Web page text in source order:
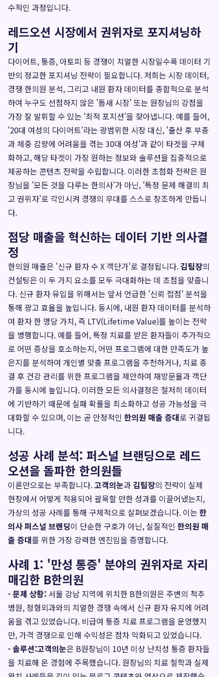
수적인 과정입니다.
레드오션 시장에서 권위자로 포지셔닝하
기
다이어트, 통증, 아토피 등 경쟁이 치열한 시장일수록 데이터 기
반의 정교한 포지셔닝 전략이 필요합니다. 저희는 시장 데이터,
경쟁 한의원 분석, 그리고 내원 환자 데이터를 종합적으로 분석
하여 누구도 선점하지 않은 '틈새 시장' 또는 원장님의 강점을
가장 잘 발휘할 수 있는 '최적 포지션'을 찾아냅니다. 예를 들어,
'20대 여성의 다이어트'라는 광범위한 시장 대신, '출산 후 부종
과 체중 감량에 어려움을 겪는 30대 여성'과 같이 타겟을 구체
화하고, 해당 타겟이 가장 원하는 정보와 솔루션을 집중적으로
제공하는 콘텐츠 전략을 수립합니다. 이러한 초점화 전략은 원
장님을 '모든 것을 다루는 한의사'가 아닌, '특정 문제 해결의 최
고 권위자'로 각인시켜 경쟁의 무대를 스스로 창조하게 만듭니
다.
점당 매출을 혁신하는 데이터 기반 의사결
정
한의원 매출은 '신규 환자 수 X 객단가'로 결정됩니다.김팀장의
컨설팅은 이 두 가지 요소를 모두 극대화하는 데 초점을 맞춥니
다. 신규 환자 유입을 위해서는 앞서 언급한 '신뢰 접점' 분석을
통해 광고 효율을 높입니다. 동시에, 내원 환자 데이터를 분석하
여 환자 한 명당 가치, 즉 LTV(Lifetime Value)를 높이는 전략
을 병행합니다. 예를 들어, 특정 치료를 받은 환자들이 추가적으
로 어떤 증상을 호소하는지, 어떤 프로그램에 대한 만족도가 높
은지를 분석하여 개인별 맞춤 프로그램을 추천하거나, 치료 종
결 후 건강 관리를 위한 프로그램을 제안하여 재방문율과 객단
가를 동시에 높입니다. 이러한 모든 의사결정은 철저히 데이터
에 기반하기 때문에 실패 확률을 최소화하고 성공 가능성을 극
대화할 수 있으며, 이는 곧 안정적인 한의원 매출 증대로 귀결됩
니다.
성공 사례 분석: 퍼스널 브랜딩으로 레드
오션을 돌파한 한의원들
이론만으로는 부족합니다.고객의눈과김팀장의 전략이 실제
현장에서 어떻게 적용되어 괄목할 만한 성과를 이끌어냈는지,
가상의 성공 사례를 통해 구체적으로 살펴보겠습니다. 이는 한
의사 퍼스널 브랜딩이 단순한 구호가 아닌, 실질적인 한의원 매
출 증대를 위한 가장 강력한 엔진임을 증명합니다.
사례 1: '만성 통증' 분야의 권위자로 자리
매김한 B한의원
- 문제 상황: 서울 강남 지역에 위치한 B한의원은 주변의 척추
병원, 정형외과와의 치열한 경쟁 속에서 신규 환자 유치에 어려
움을 겪고 있었습니다. 비급여 통증 치료 프로그램을 운영했지
만, 가격 경쟁으로 인해 수익성은 점차 악화되고 있었습니다.
- 솔루션:고객의눈은 B원장님이 10년 이상 난치성 통증 환자들
을 치료해 온 경험에 주목했습니다. 원장님의 치료 철학과 실제